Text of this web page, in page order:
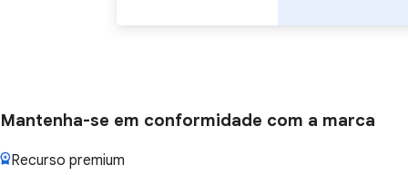
Mantenha-se em conformidade com a marca
Recurso premium